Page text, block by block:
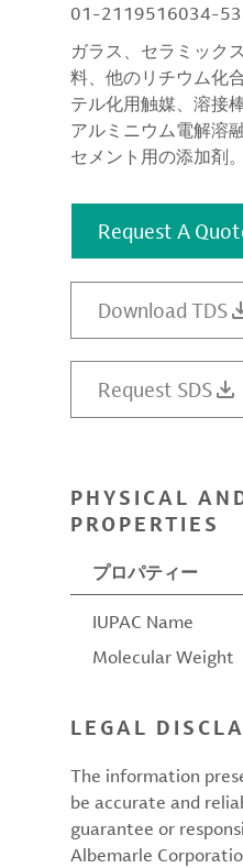
01-2119516034-
ガラス、セラミック
料、他のリチウム化
テル化用触媒、溶接
アルミニウム電解溶
セメント用の添加剤。
Request A
Download TDS
Request SDS
PHYSICAL
PROPERTIES
プロパティー
IUPAC Name
Molecular Weight
LEGAL
The information
be accurate and
guarantee or
Albemarle